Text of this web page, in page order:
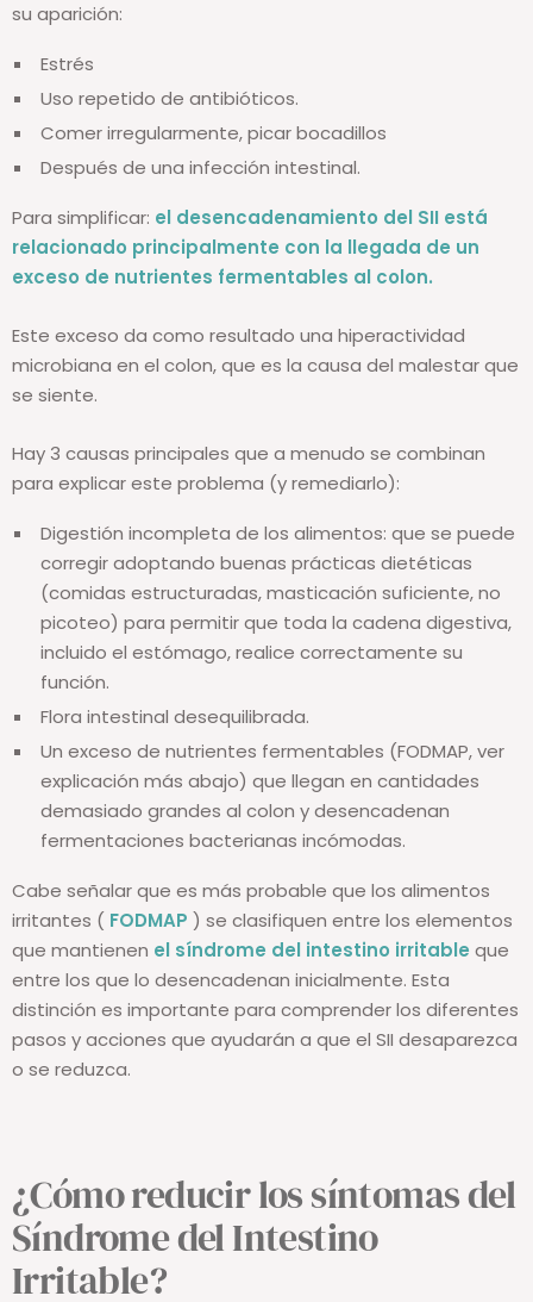
su aparición:
Estrés
Uso repetido de antibióticos.
Comer irregularmente, picar bocadillos
Después de una infección intestinal.
Para simplificar: el desencadenamiento del SII está
relacionado principalmente con la llegada de un
exceso de nutrientes fermentables al colon.
Este exceso da como resultado una hiperactividad
microbiana en el colon, que es la causa del malestar que
se siente.
Hay 3 causas principales que a menudo se combinan
para explicar este problema (y remediarlo):
Digestión incompleta de los alimentos: que se puede
corregir adoptando buenas prácticas dietéticas
(comidas estructuradas, masticación suficiente, no
picoteo) para permitir que toda la cadena digestiva,
incluido el estómago, realice correctamente su
función.
Flora intestinal desequilibrada.
Un exceso de nutrientes fermentables (FODMAP, ver
explicación más abajo) que llegan en cantidades
demasiado grandes al colon y desencadenan
fermentaciones bacterianas incómodas.
Cabe señalar que es más probable que los alimentos
irritantes ( FODMAP ) se clasifiquen entre los elementos
que mantienen el síndrome del intestino irritable que
entre los que lo desencadenan inicialmente. Esta
distinción es importante para comprender los diferentes
pasos y acciones que ayudarán a que el SII desaparezca
o se reduzca.
¿Cómo reducir los síntomas del
Síndrome del Intestino
Irritable?